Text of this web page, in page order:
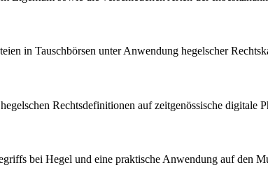
in Tauschbörsen unter Anwendung hegelscher
Rechtsdefinitionen auf zeitgenössische digitale
bei Hegel und eine praktische Anwendung auf den